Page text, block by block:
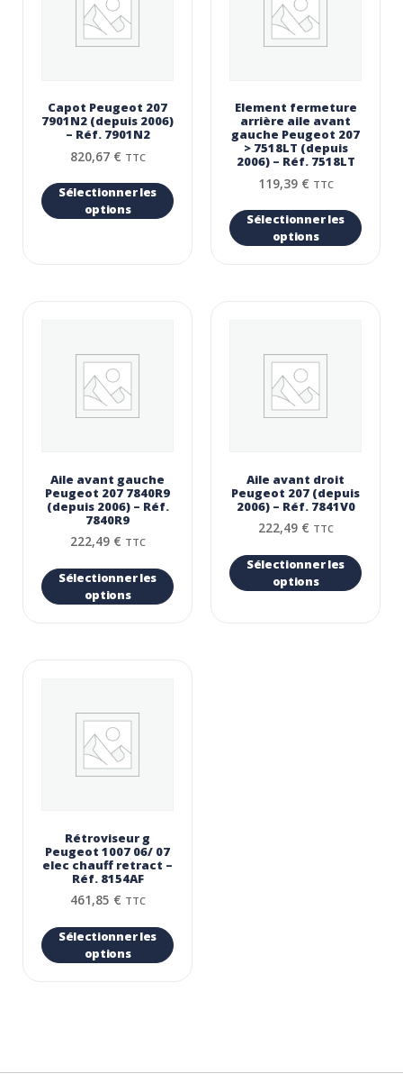
Capot Peugeot 207
7901N2 (depuis 2006)
– Réf. 7901N2
820,67 € TTC
Sélectionner les
options
Element fermeture
arrière aile avant
gauche Peugeot 207
> 7518LT (depuis
2006) – Réf. 7518LT
119,39 € TTC
Sélectionner les
options
Aile avant gauche
Peugeot 207 7840R9
(depuis 2006) – Réf.
7840R9
222,49 € TTC
Sélectionner les
options
Aile avant droit
Peugeot 207 (depuis
2006) – Réf. 7841V0
222,49 € TTC
Sélectionner les
options
Rétroviseur g
Peugeot 1007 06/ 07
elec chauff retract –
Réf. 8154AF
461,85 € TTC
Sélectionner les
options